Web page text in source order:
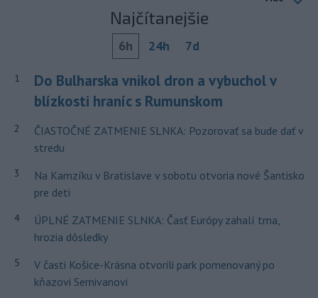
Najčítanejšie
6h 24h 7d
1
Do Bulharska vnikol dron a vybuchol v
blízkosti hraníc s Rumunskom
2
ČIASTOČNÉ ZATMENIE SLNKA: Pozorovať sa bude dať v
stredu
3
Na Kamzíku v Bratislave v sobotu otvoria nové Šantisko
pre deti
4
ÚPLNÉ ZATMENIE SLNKA: Časť Európy zahalí tma,
hrozia dôsledky
5
V časti Košice-Krásna otvorili park pomenovaný po
kňazovi Semivanovi